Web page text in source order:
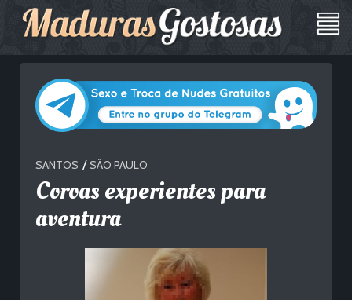
SANTOS /SÃO PAULO
Coroas experientes para
aventura